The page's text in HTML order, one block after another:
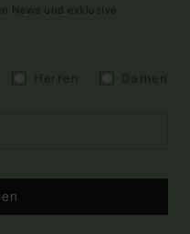
News und exklusive